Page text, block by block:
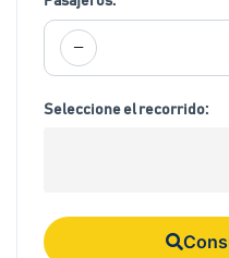
−
Seleccione el recorrido: